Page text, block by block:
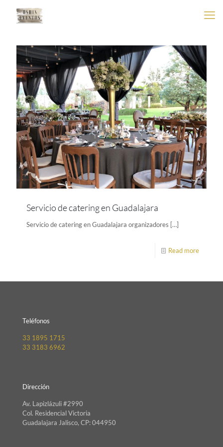
Servicio de catering en Guadalajara
Servicio de catering en Guadalajara organizadores […]
Read more
Teléfonos
33 1895 1715
33 3183 6962
Dirección
Av. Lapizlázuli #2990
Col. Residencial Victoria
Guadalajara Jalisco, CP: 044950